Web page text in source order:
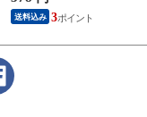
送料込み 3